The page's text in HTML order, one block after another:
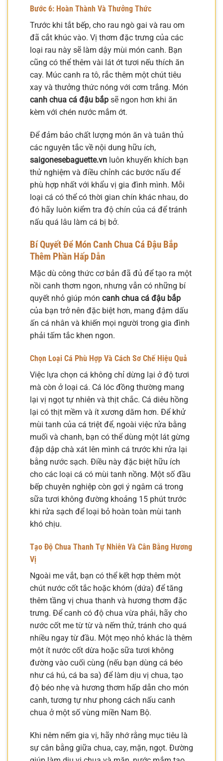
Bước 6: Hoàn Thành Và Thưởng Thức
Trước khi tắt bếp, cho rau ngò gai và rau om
đã cắt khúc vào. Vị thơm đặc trưng của các
loại rau này sẽ làm dậy mùi món canh. Bạn
cũng có thể thêm vài lát ớt tươi nếu thích ăn
cay. Múc canh ra tô, rắc thêm một chút tiêu
xay và thưởng thức nóng với cơm trắng. Món
canh chua cá đậu bắp sẽ ngon hơn khi ăn
kèm với chén nước mắm ớt.
Để đảm bảo chất lượng món ăn và tuân thủ
các nguyên tắc về nội dung hữu ích,
saigonesebaguette.vn luôn khuyến khích bạn
thử nghiệm và điều chỉnh các bước nấu để
phù hợp nhất với khẩu vị gia đình mình. Mỗi
loại cá có thể có thời gian chín khác nhau, do
đó hãy luôn kiểm tra độ chín của cá để tránh
nấu quá lâu làm cá bị bở.
Bí Quyết Để Món Canh Chua Cá Đậu Bắp
Thêm Phần Hấp Dẫn
Mặc dù công thức cơ bản đã đủ để tạo ra một
nồi canh thơm ngon, nhưng vẫn có những bí
quyết nhỏ giúp món canh chua cá đậu bắp
của bạn trở nên đặc biệt hơn, mang đậm dấu
ấn cá nhân và khiến mọi người trong gia đình
phải tấm tắc khen ngon.
Chọn Loại Cá Phù Hợp Và Cách Sơ Chế Hiệu Quả
Việc lựa chọn cá không chỉ dừng lại ở độ tươi
mà còn ở loại cá. Cá lóc đồng thường mang
lại vị ngọt tự nhiên và thịt chắc. Cá diêu hồng
lại có thịt mềm và ít xương dăm hơn. Để khử
mùi tanh của cá triệt để, ngoài việc rửa bằng
muối và chanh, bạn có thể dùng một lát gừng
đập dập chà xát lên mình cá trước khi rửa lại
bằng nước sạch. Điều này đặc biệt hữu ích
cho các loại cá có mùi tanh nồng. Một số đầu
bếp chuyên nghiệp còn gợi ý ngâm cá trong
sữa tươi không đường khoảng 15 phút trước
khi rửa sạch để loại bỏ hoàn toàn mùi tanh
khó chịu.
Tạo Độ Chua Thanh Tự Nhiên Và Cân Bằng Hương
Vị
Ngoài me vắt, bạn có thể kết hợp thêm một
chút nước cốt tắc hoặc khóm (dứa) để tăng
thêm tầng vị chua thanh và hương thơm đặc
trưng. Để canh có độ chua vừa phải, hãy cho
nước cốt me từ từ và nếm thử, tránh cho quá
nhiều ngay từ đầu. Một mẹo nhỏ khác là thêm
một ít nước cốt dừa hoặc sữa tươi không
đường vào cuối cùng (nếu bạn dùng cá béo
như cá hú, cá ba sa) để làm dịu vị chua, tạo
độ béo nhẹ và hương thơm hấp dẫn cho món
canh, tương tự như phong cách nấu canh
chua ở một số vùng miền Nam Bộ.
Khi nêm nếm gia vị, hãy nhớ rằng mục tiêu là
sự cân bằng giữa chua, cay, mặn, ngọt. Đường